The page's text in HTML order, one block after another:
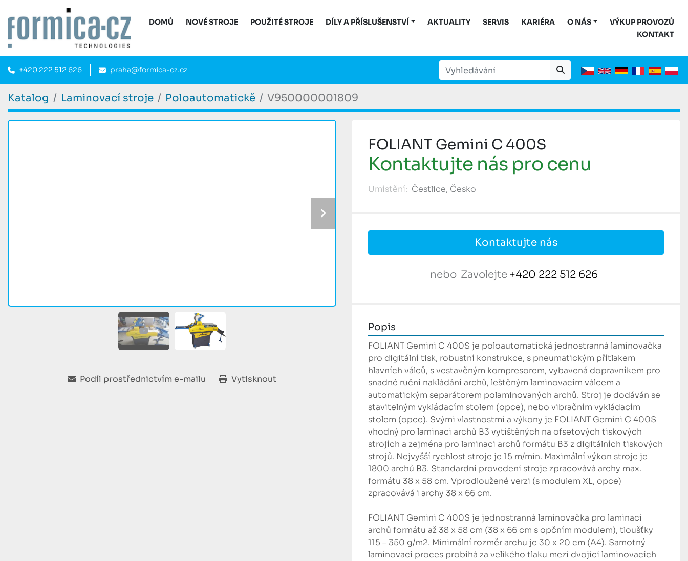
DOMŮ NOVÉ STROJE POUŽITÉ STROJE DÍLY A PŘÍSLUŠENSTVÍ AKTUALITY SERVIS KARIÉRA O NÁS
VÝKUP PROVOZŮ
KONTAKT
+420 222 512 626 praha@formica-cz.cz
Katalog Laminovací stroje Poloautomatickě V950000001809
Podíl prostřednictvím e-mailu Vytisknout
FOLIANT Gemini C 400S
Kontaktujte nás pro cenu
Umístění: Čestlice, Česko
Kontaktujte nás
nebo Zavolejte +420 222 512 626
Popis
FOLIANT Gemini C 400S je poloautomatická jednostranná laminovačka
pro digitální tisk, robustní konstrukce, s pneumatickým přítlakem
hlavních válců, s vestavěným kompresorem, vybavená dopravníkem pro
snadné ruční nakládání archů, leštěným laminovacím válcem a
automatickým separátorem polaminovaných archů. Stroj je dodáván se
stavitelným vykládacím stolem (opce), nebo vibračním vykládacím
stolem (opce). Svými vlastnostmi a výkony je FOLIANT Gemini C 400S
vhodný pro laminaci archů B3 vytištěných na ofsetových tiskových
strojích a zejména pro laminaci archů formátu B3 z digitálních tiskových
strojů. Nejvyšší rychlost stroje je 15 m/min. Maximální výkon stroje je
1800 archů B3. Standardní provedení stroje zpracovává archy max.
formátu 38 x 58 cm. Vprodloužené verzi (s modulem XL, opce)
zpracovává i archy 38 x 66 cm.
FOLIANT Gemini C 400S je jednostranná laminovačka pro laminaci
archů formátu až 38 x 58 cm (38 x 66 cm s opčním modulem), tloušťky
115 – 350 g/m2. Minimální rozměr archu je 30 x 20 cm (A4). Samotný
laminovací proces probíhá za velikého tlaku mezi dvojicí laminovacích